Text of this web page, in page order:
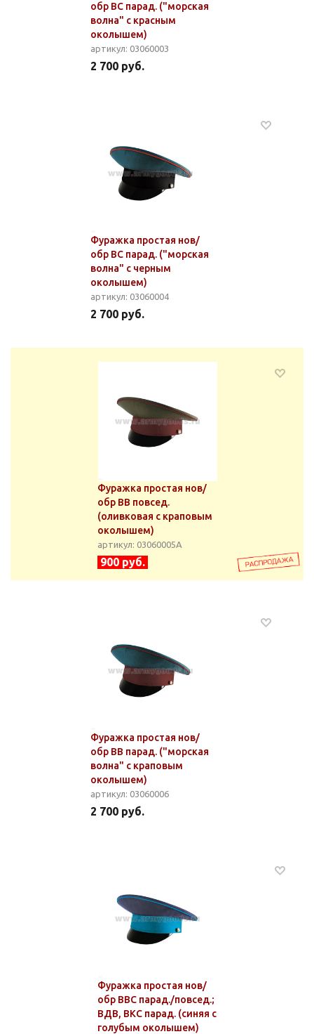
обр ВС парад. ("морская
волна" с красным
околышем)
артикул: 03060003
2 700 руб.
Фуражка простая нов/
обр ВС парад. ("морская
волна" с черным
околышем)
артикул: 03060004
2 700 руб.
Фуражка простая нов/
обр ВВ повсед.
(оливковая с краповым
околышем)
артикул: 03060005А
900 руб.
Фуражка простая нов/
обр ВВ парад. ("морская
волна" с краповым
околышем)
артикул: 03060006
2 700 руб.
Фуражка простая нов/
обр ВВС парад./повсед.;
ВДВ, ВКС парад. (синяя с
голубым околышем)